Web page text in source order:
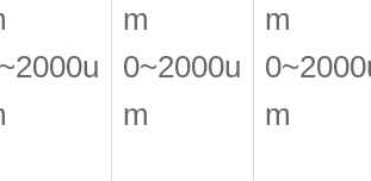
m
0~2000u
m
m
m